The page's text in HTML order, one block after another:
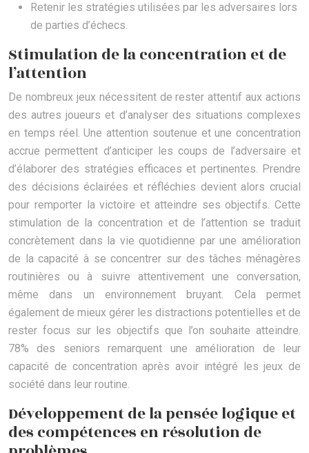
Retenir les stratégies utilisées par les adversaires lors
de parties d’échecs.
Stimulation de la concentration et de
l’attention
De nombreux jeux nécessitent de rester attentif aux actions
des autres joueurs et d’analyser des situations complexes
en temps réel. Une attention soutenue et une concentration
accrue permettent d’anticiper les coups de l’adversaire et
d’élaborer des stratégies efficaces et pertinentes. Prendre
des décisions éclairées et réfléchies devient alors crucial
pour remporter la victoire et atteindre ses objectifs. Cette
stimulation de la concentration et de l’attention se traduit
concrètement dans la vie quotidienne par une amélioration
de la capacité à se concentrer sur des tâches ménagères
routinières ou à suivre attentivement une conversation,
même dans un environnement bruyant. Cela permet
également de mieux gérer les distractions potentielles et de
rester focus sur les objectifs que l’on souhaite atteindre.
78% des seniors remarquent une amélioration de leur
capacité de concentration après avoir intégré les jeux de
société dans leur routine.
Développement de la pensée logique et
des compétences en résolution de